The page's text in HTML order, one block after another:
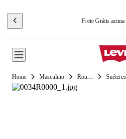
Frete Grátis
Masculino Roupas